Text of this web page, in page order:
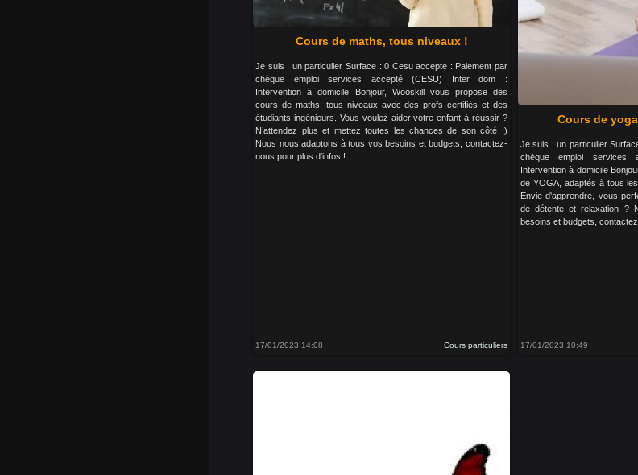
Cours de maths, tous niveaux !
Je suis : un particulier Surface : 0 Cesu accepte : Paiement par
chèque emploi services accepté (CESU) Inter dom :
Intervention à domicile Bonjour, Wooskill vous propose des
cours de maths, tous niveaux avec des profs certifiés et des
étudiants ingénieurs. Vous voulez aider votre enfant à réussir ?
N’attendez plus et mettez toutes les chances de son côté :)
Nous nous adaptons à tous vos besoins et budgets, contactez-
nous pour plus d'infos !
17/01/2023 14:08 Cours particuliers
Cours de
Je suis : un particulier
chèque emploi
Intervention à domicile
de YOGA, adaptés à tous
Envie d'apprendre, vous
de détente et relaxation ?
besoins et budgets,
17/01/2023 10:49